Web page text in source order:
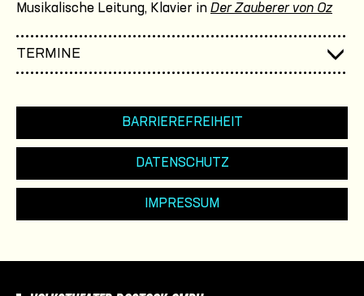
Musikalische Leitung, Klavier in Der Zauberer von Oz
TERMINE
BARRIEREFREIHEIT
DATENSCHUTZ
IMPRESSUM